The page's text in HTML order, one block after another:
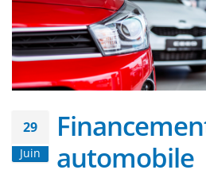
29
Juin
automobile